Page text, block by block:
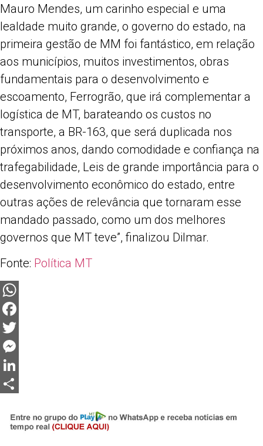
Mauro Mendes, um carinho especial e uma
lealdade muito grande, o governo do estado, na
primeira gestão de MM foi fantástico, em relação
aos municípios, muitos investimentos, obras
fundamentais para o desenvolvimento e
escoamento, Ferrogrão, que irá complementar a
logística de MT, barateando os custos no
transporte, a BR-163, que será duplicada nos
próximos anos, dando comodidade e confiança na
trafegabilidade, Leis de grande importância para o
desenvolvimento econômico do estado, entre
outras ações de relevância que tornaram esse
mandado passado, como um dos melhores
governos que MT teve”, finalizou Dilmar.
Fonte: Política MT
WhatsApp
Facebook
Twitter
Messenger
LinkedIn